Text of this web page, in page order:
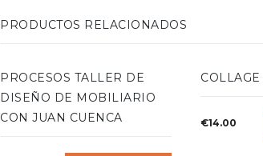
PRODUCTOS RELACIONADOS
PROCESOS TALLER DE
DISEÑO DE MOBILIARIO
CON JUAN CUENCA
€14.00